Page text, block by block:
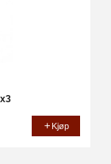
Kjøp